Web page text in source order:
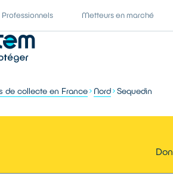
Professionnels Metteurs en marché
de collecte en France Nord Sequedin